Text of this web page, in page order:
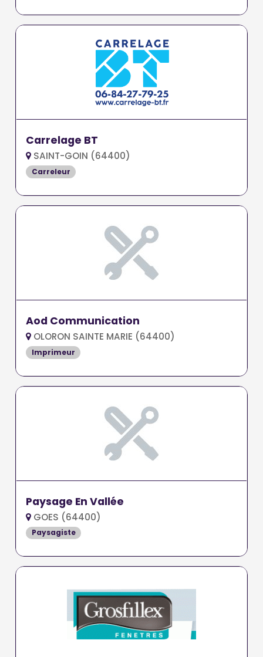
Carrelage BT
SAINT-GOIN (64400)
Carreleur
Aod Communication
OLORON SAINTE MARIE (64400)
Imprimeur
Paysage En Vallée
GOES (64400)
Paysagiste